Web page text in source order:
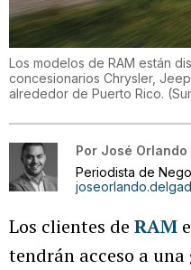
Los modelos de RAM están
concesionarios Chrysler,
alrededor de Puerto Rico. (
Por José Orlando
Periodista de
Los clientes de RAM
tendrán acceso a